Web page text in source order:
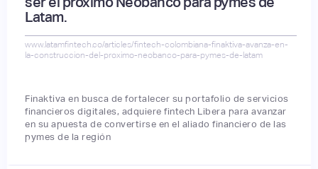
Latam.
www.latamfintech.co/articles/fintech-colombiana-finaktiva-avanza-en-
la-construccion-del-proximo-neobanco-para-pymes-de-latam
Finaktiva en busca de fortalecer su portafolio de servicios
financieros digitales, adquiere fintech Libera para avanzar
en su apuesta de convertirse en el aliado financiero de las
pymes de la región